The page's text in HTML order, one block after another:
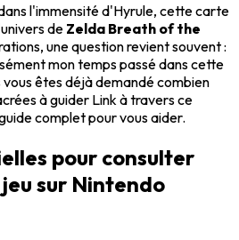
l'immensité d'Hyrule, cette carte
de Zelda Breath of the
une question revient souvent :
mon temps passé dans cette
vous êtes déjà demandé combien
à guider Link à travers ce
complet pour vous aider.
pour consulter
sur Nintendo